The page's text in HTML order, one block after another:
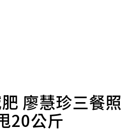
廖慧珍三餐照
20公斤